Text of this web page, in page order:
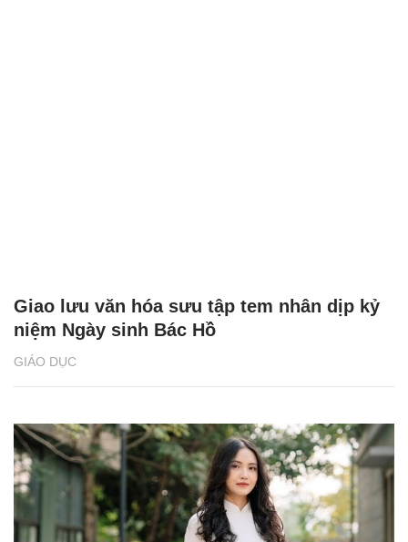
GIÁO DỤC
Giao lưu văn hóa sưu tập tem nhân dịp kỷ
niệm Ngày sinh Bác Hồ